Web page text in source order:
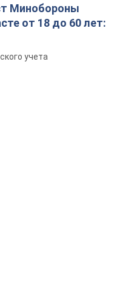
Минобороны
от 18 до 60 лет:
учета